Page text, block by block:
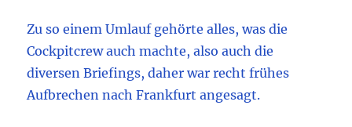
Zu so einem Umlauf gehörte alles, was die
Cockpitcrew auch machte, also auch die
diversen Briefings, daher war recht frühes
Aufbrechen nach Frankfurt angesagt.